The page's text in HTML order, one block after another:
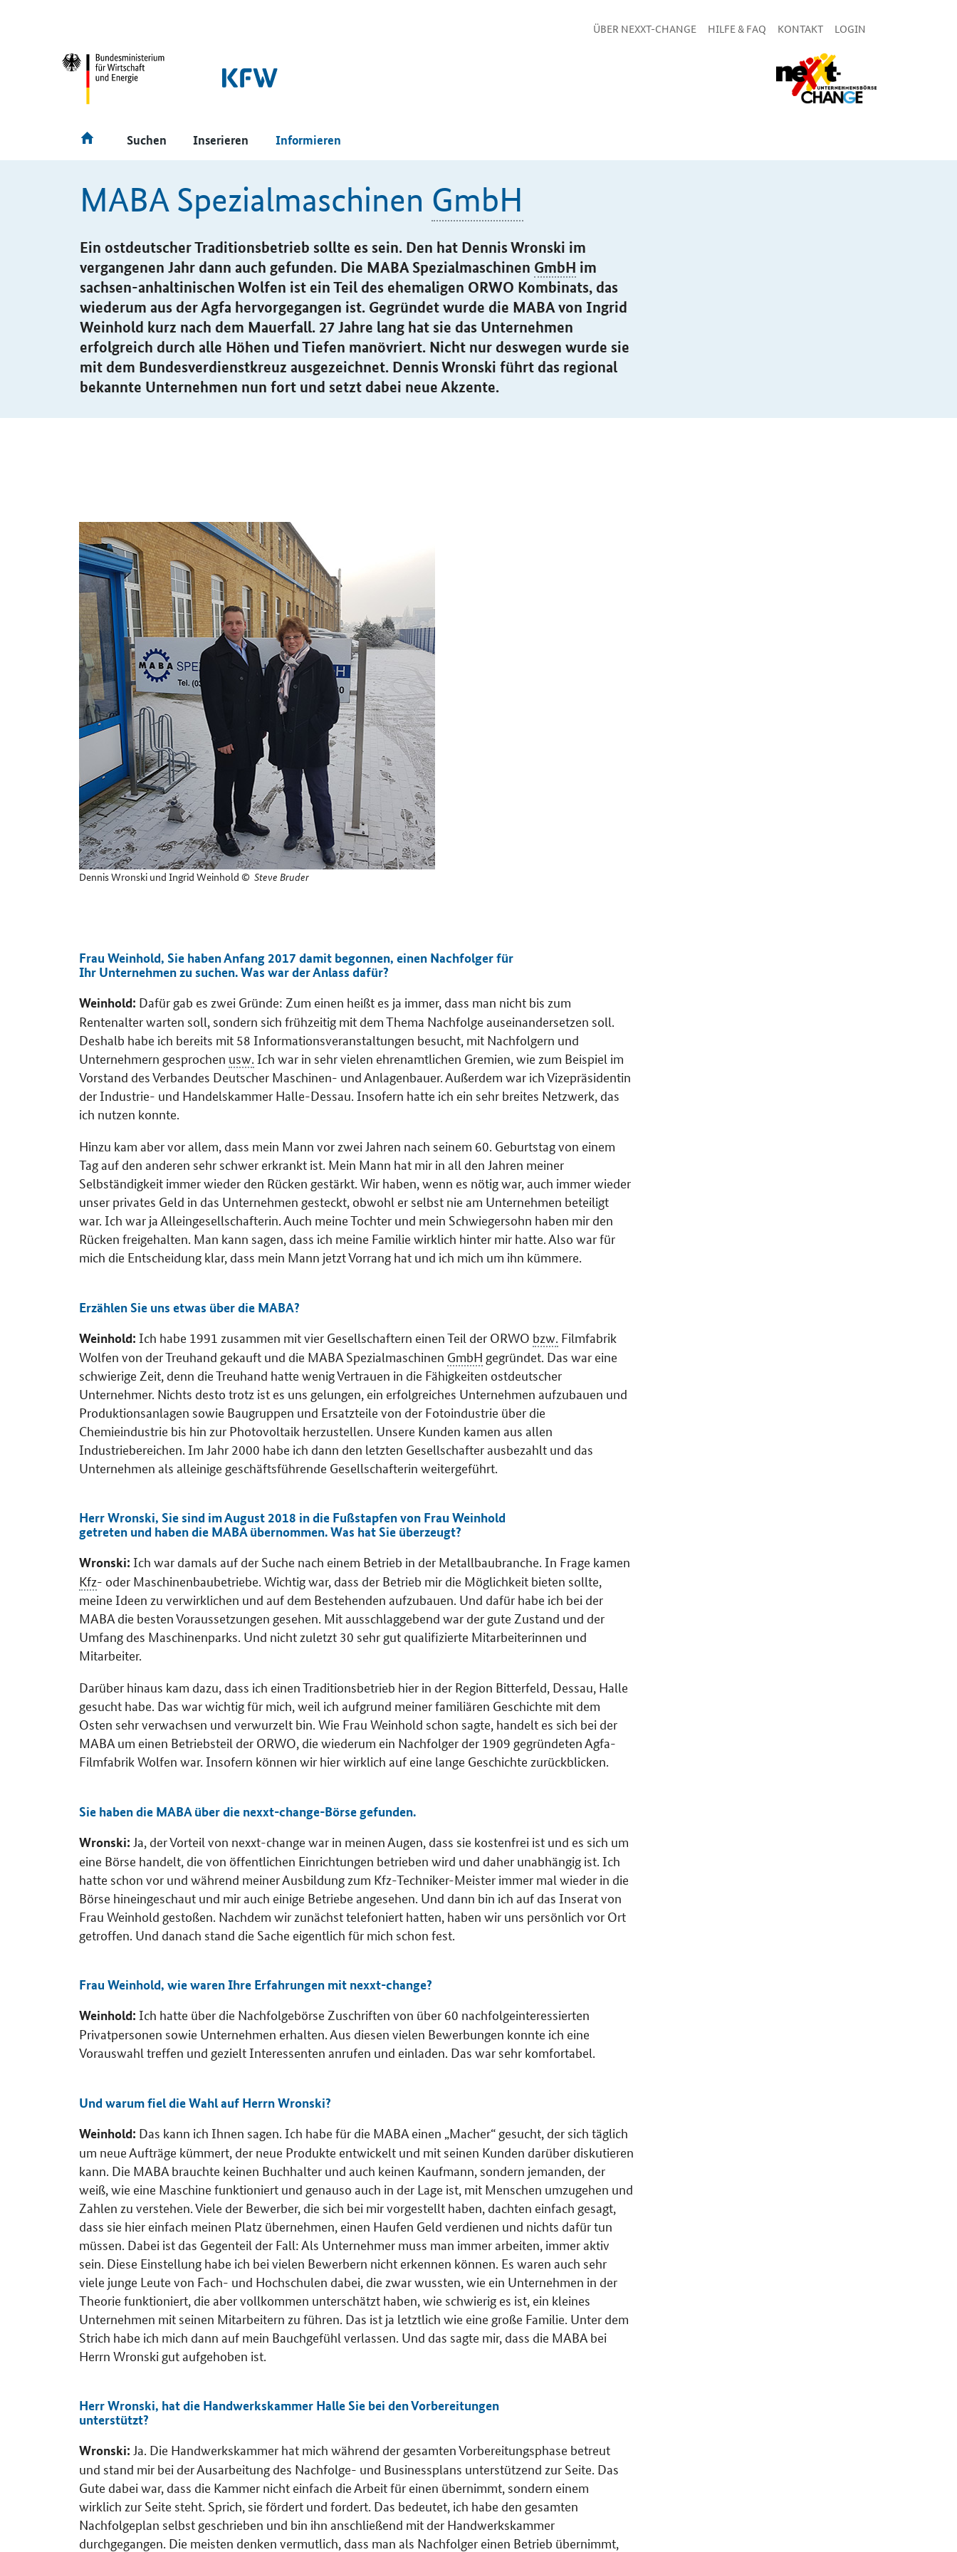
ÜBER NEXXT-CHANGE HILFE & FAQ KONTAKT LOGIN
Suchen Inserieren Informieren
MABA Spezialmaschinen GmbH
Ein ostdeutscher Traditionsbetrieb sollte es sein. Den hat Dennis Wronski im
vergangenen Jahr dann auch gefunden. Die MABA Spezialmaschinen GmbH im
sachsen-anhaltinischen Wolfen ist ein Teil des ehemaligen ORWO Kombinats, das
wiederum aus der Agfa hervorgegangen ist. Gegründet wurde die MABA von Ingrid
Weinhold kurz nach dem Mauerfall. 27 Jahre lang hat sie das Unternehmen
erfolgreich durch alle Höhen und Tiefen manövriert. Nicht nur deswegen wurde sie
mit dem Bundesverdienstkreuz ausgezeichnet. Dennis Wronski führt das regional
bekannte Unternehmen nun fort und setzt dabei neue Akzente.
Dennis Wronski und Ingrid Weinhold ©Steve Bruder
Frau Weinhold, Sie haben Anfang 2017 damit begonnen, einen Nachfolger für
Ihr Unternehmen zu suchen. Was war der Anlass dafür?
Weinhold: Dafür gab es zwei Gründe: Zum einen heißt es ja immer, dass man nicht bis zum
Rentenalter warten soll, sondern sich frühzeitig mit dem Thema Nachfolge auseinandersetzen soll.
Deshalb habe ich bereits mit 58 Informationsveranstaltungen besucht, mit Nachfolgern und
Unternehmern gesprochen usw. Ich war in sehr vielen ehrenamtlichen Gremien, wie zum Beispiel im
Vorstand des Verbandes Deutscher Maschinen- und Anlagenbauer. Außerdem war ich Vizepräsidentin
der Industrie- und Handelskammer Halle-Dessau. Insofern hatte ich ein sehr breites Netzwerk, das
ich nutzen konnte.
Hinzu kam aber vor allem, dass mein Mann vor zwei Jahren nach seinem 60. Geburtstag von einem
Tag auf den anderen sehr schwer erkrankt ist. Mein Mann hat mir in all den Jahren meiner
Selbständigkeit immer wieder den Rücken gestärkt. Wir haben, wenn es nötig war, auch immer wieder
unser privates Geld in das Unternehmen gesteckt, obwohl er selbst nie am Unternehmen beteiligt
war. Ich war ja Alleingesellschafterin. Auch meine Tochter und mein Schwiegersohn haben mir den
Rücken freigehalten. Man kann sagen, dass ich meine Familie wirklich hinter mir hatte. Also war für
mich die Entscheidung klar, dass mein Mann jetzt Vorrang hat und ich mich um ihn kümmere.
Erzählen Sie uns etwas über die MABA?
Weinhold: Ich habe 1991 zusammen mit vier Gesellschaftern einen Teil der ORWO bzw. Filmfabrik
Wolfen von der Treuhand gekauft und die MABA Spezialmaschinen GmbH gegründet. Das war eine
schwierige Zeit, denn die Treuhand hatte wenig Vertrauen in die Fähigkeiten ostdeutscher
Unternehmer. Nichts desto trotz ist es uns gelungen, ein erfolgreiches Unternehmen aufzubauen und
Produktionsanlagen sowie Baugruppen und Ersatzteile von der Fotoindustrie über die
Chemieindustrie bis hin zur Photovoltaik herzustellen. Unsere Kunden kamen aus allen
Industriebereichen. Im Jahr 2000 habe ich dann den letzten Gesellschafter ausbezahlt und das
Unternehmen als alleinige geschäftsführende Gesellschafterin weitergeführt.
Herr Wronski, Sie sind im August 2018 in die Fußstapfen von Frau Weinhold
getreten und haben die MABA übernommen. Was hat Sie überzeugt?
Wronski: Ich war damals auf der Suche nach einem Betrieb in der Metallbaubranche. In Frage kamen
Kfz- oder Maschinenbaubetriebe. Wichtig war, dass der Betrieb mir die Möglichkeit bieten sollte,
meine Ideen zu verwirklichen und auf dem Bestehenden aufzubauen. Und dafür habe ich bei der
MABA die besten Voraussetzungen gesehen. Mit ausschlaggebend war der gute Zustand und der
Umfang des Maschinenparks. Und nicht zuletzt 30 sehr gut qualifizierte Mitarbeiterinnen und
Mitarbeiter.
Darüber hinaus kam dazu, dass ich einen Traditionsbetrieb hier in der Region Bitterfeld, Dessau, Halle
gesucht habe. Das war wichtig für mich, weil ich aufgrund meiner familiären Geschichte mit dem
Osten sehr verwachsen und verwurzelt bin. Wie Frau Weinhold schon sagte, handelt es sich bei der
MABA um einen Betriebsteil der ORWO, die wiederum ein Nachfolger der 1909 gegründeten Agfa-
Filmfabrik Wolfen war. Insofern können wir hier wirklich auf eine lange Geschichte zurückblicken.
Sie haben die MABA über die nexxt-change-Börse gefunden.
Wronski: Ja, der Vorteil von nexxt-change war in meinen Augen, dass sie kostenfrei ist und es sich um
eine Börse handelt, die von öffentlichen Einrichtungen betrieben wird und daher unabhängig ist. Ich
hatte schon vor und während meiner Ausbildung zum Kfz-Techniker-Meister immer mal wieder in die
Börse hineingeschaut und mir auch einige Betriebe angesehen. Und dann bin ich auf das Inserat von
Frau Weinhold gestoßen. Nachdem wir zunächst telefoniert hatten, haben wir uns persönlich vor Ort
getroffen. Und danach stand die Sache eigentlich für mich schon fest.
Frau Weinhold, wie waren Ihre Erfahrungen mit nexxt-change?
Weinhold: Ich hatte über die Nachfolgebörse Zuschriften von über 60 nachfolgeinteressierten
Privatpersonen sowie Unternehmen erhalten. Aus diesen vielen Bewerbungen konnte ich eine
Vorauswahl treffen und gezielt Interessenten anrufen und einladen. Das war sehr komfortabel.
Und warum fiel die Wahl auf Herrn Wronski?
Weinhold: Das kann ich Ihnen sagen. Ich habe für die MABA einen „Macher“ gesucht, der sich täglich
um neue Aufträge kümmert, der neue Produkte entwickelt und mit seinen Kunden darüber diskutieren
kann. Die MABA brauchte keinen Buchhalter und auch keinen Kaufmann, sondern jemanden, der
weiß, wie eine Maschine funktioniert und genauso auch in der Lage ist, mit Menschen umzugehen und
Zahlen zu verstehen. Viele der Bewerber, die sich bei mir vorgestellt haben, dachten einfach gesagt,
dass sie hier einfach meinen Platz übernehmen, einen Haufen Geld verdienen und nichts dafür tun
müssen. Dabei ist das Gegenteil der Fall: Als Unternehmer muss man immer arbeiten, immer aktiv
sein. Diese Einstellung habe ich bei vielen Bewerbern nicht erkennen können. Es waren auch sehr
viele junge Leute von Fach- und Hochschulen dabei, die zwar wussten, wie ein Unternehmen in der
Theorie funktioniert, die aber vollkommen unterschätzt haben, wie schwierig es ist, ein kleines
Unternehmen mit seinen Mitarbeitern zu führen. Das ist ja letztlich wie eine große Familie. Unter dem
Strich habe ich mich dann auf mein Bauchgefühl verlassen. Und das sagte mir, dass die MABA bei
Herrn Wronski gut aufgehoben ist.
Herr Wronski, hat die Handwerkskammer Halle Sie bei den Vorbereitungen
unterstützt?
Wronski: Ja. Die Handwerkskammer hat mich während der gesamten Vorbereitungsphase betreut
und stand mir bei der Ausarbeitung des Nachfolge- und Businessplans unterstützend zur Seite. Das
Gute dabei war, dass die Kammer nicht einfach die Arbeit für einen übernimmt, sondern einem
wirklich zur Seite steht. Sprich, sie fördert und fordert. Das bedeutet, ich habe den gesamten
Nachfolgeplan selbst geschrieben und bin ihn anschließend mit der Handwerkskammer
durchgegangen. Die meisten denken vermutlich, dass man als Nachfolger einen Betrieb übernimmt,